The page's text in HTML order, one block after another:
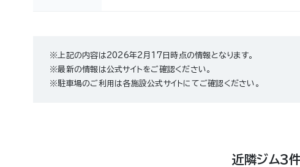
※上記の内容は2026年2月17日時点の情報となります。
※最新の情報は公式サイトをご確認ください。
※駐車場のご利用は各施設公式サイトにてご確認ください。
近隣ジム3